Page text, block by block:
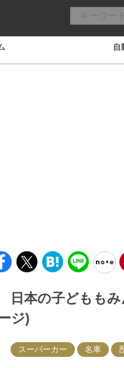
自
日本の子どももみ
ジ)
スーパーカー 名車